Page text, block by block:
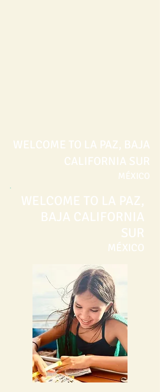
WELCOME TO LA PAZ, BAJA
CALIFORNIA SUR
MÉXICO
WELCOME TO LA PAZ,
BAJA CALIFORNIA
SUR
MÉXICO